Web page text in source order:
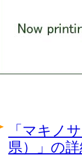
「マキノ
県）」の